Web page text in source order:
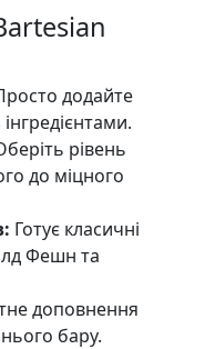
додайте
рівень
до міцного
Готує класичні
Фешн та
доповнення
бару.